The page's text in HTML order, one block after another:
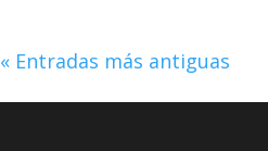
« Entradas más antiguas